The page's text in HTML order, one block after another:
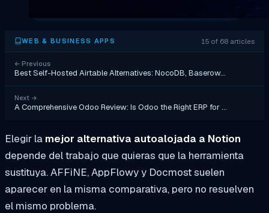
WEB & BUSINESS APPS 15 of 68 articles
← Previous
Best Self-Hosted Airtable Alternatives: NocoDB, Baserow…
Next →
A Comprehensive Odoo Review: Is Odoo the Right ERP for …
Elegir la mejor alternativa autoalojada a Notion
depende del trabajo que quieras que la herramienta
sustituya. AFFiNE, AppFlowy y Docmost suelen
aparecer en la misma comparativa, pero no resuelven
el mismo problema.